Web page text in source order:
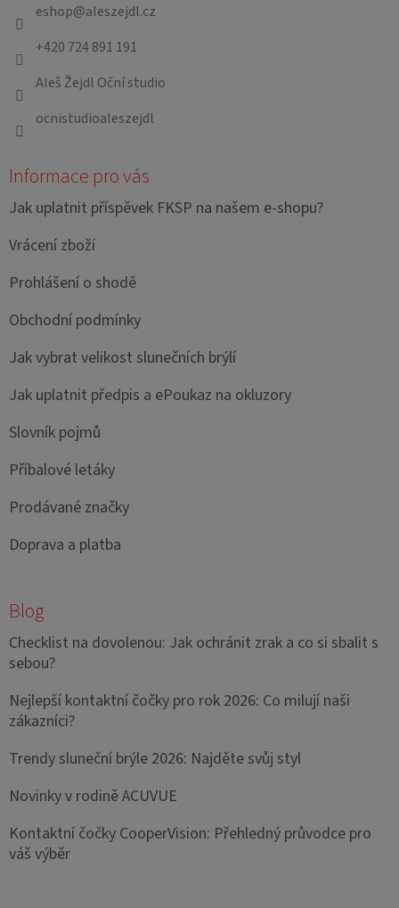
eshop@aleszejdl.cz
+420 724 891 191
Aleš Žejdl Oční studio
ocnistudioaleszejdl
Informace pro vás
Jak uplatnit příspěvek FKSP na našem e-shopu?
Vrácení zboží
Prohlášení o shodě
Obchodní podmínky
Jak vybrat velikost slunečních brýlí
Jak uplatnit předpis a ePoukaz na okluzory
Slovník pojmů
Příbalové letáky
Prodávané značky
Doprava a platba
Blog
Checklist na dovolenou: Jak ochránit zrak a co si sbalit s
sebou?
Nejlepší kontaktní čočky pro rok 2026: Co milují naši
zákazníci?
Trendy sluneční brýle 2026: Najděte svůj styl
Novinky v rodině ACUVUE
Kontaktní čočky CooperVision: Přehledný průvodce pro
váš výběr